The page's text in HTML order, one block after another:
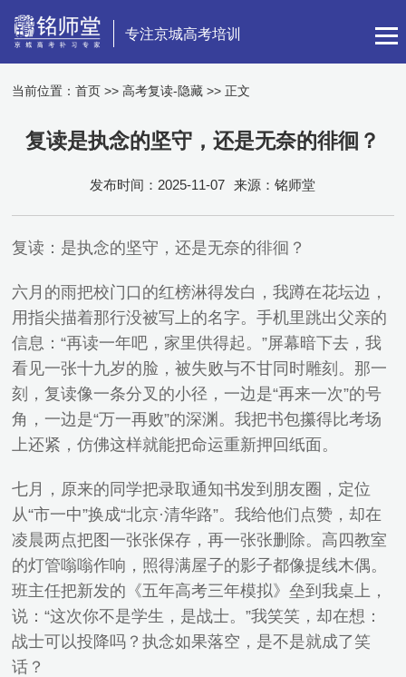
专注京城高考培训
当前位置：首页 >> 高考复读-隐藏 >> 正文
复读是执念的坚守，还是无奈的徘徊？
发布时间：2025-11-07 来源：铭师堂
复读：是执念的坚守，还是无奈的徘徊？
六月的雨把校门口的红榜淋得发白，我蹲在花坛边，
用指尖描着那行没被写上的名字。手机里跳出父亲的
信息：“再读一年吧，家里供得起。”屏幕暗下去，我
看见一张十九岁的脸，被失败与不甘同时雕刻。那一
刻，复读像一条分叉的小径，一边是“再来一次”的号
角，一边是“万一再败”的深渊。我把书包攥得比考场
上还紧，仿佛这样就能把命运重新押回纸面。
七月，原来的同学把录取通知书发到朋友圈，定位
从“市一中”换成“北京·清华路”。我给他们点赞，却在
凌晨两点把图一张张保存，再一张张删除。高四教室
的灯管嗡嗡作响，照得满屋子的影子都像提线木偶。
班主任把新发的《五年高考三年模拟》垒到我桌上，
说：“这次你不是学生，是战士。”我笑笑，却在想：
战士可以投降吗？执念如果落空，是不是就成了笑
话？